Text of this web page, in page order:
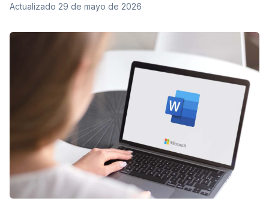
Actualizado 29 de mayo de 2026